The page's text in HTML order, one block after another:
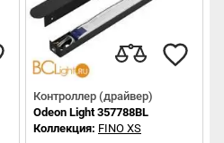
Контроллер (драйвер)
Odeon Light 357788BL
Коллекция: FINO XS